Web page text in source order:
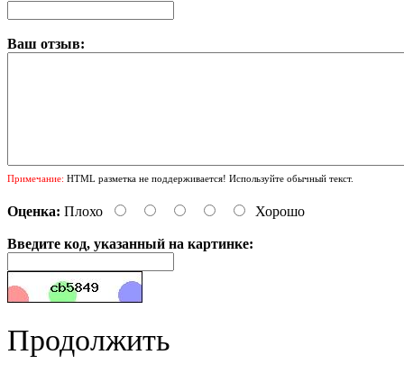
Ваш отзыв:
Примечание: HTML разметка не поддерживается! Используйте обычный текст.
Оценка: Плохо Хорошо
Введите код, указанный на картинке:
Продолжить